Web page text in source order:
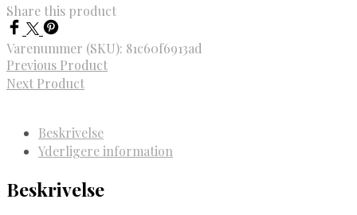
Share this product
Varenummer (SKU): 81c60f6913ad
Previous Product
Next Product
Beskrivelse
Yderligere information
Beskrivelse